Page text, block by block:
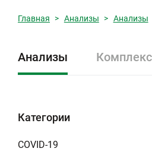
Главная Анализы Анализы
Анализы
Категории
COVID-19